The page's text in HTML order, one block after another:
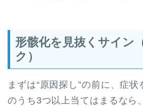
形骸化を見抜くサイン
ク）
まずは“原因探し”の前に、症
のうち3つ以上当てはまるなら